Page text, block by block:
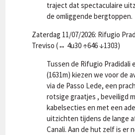
traject dat spectaculaire
de omliggende bergtoppen.
Zaterdag 11/07/2026: Rifugio
Treviso (↔ 4u30 ↑646 ↓1303)
Tussen de Rifugio Pradidali
(1631m) kiezen we voor de
via de Passo Lede, een
rotsige graatjes , beveiligd
kabelsecties en met een
uitzichten tijdens de lange
Canali. Aan de hut zelf is er